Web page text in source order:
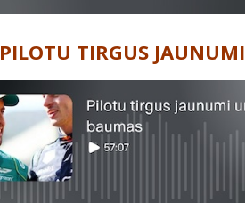
PILOTU TIRGUS JAUNUMI